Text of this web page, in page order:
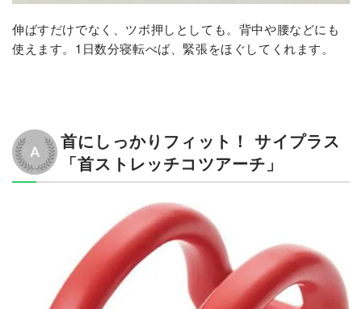
伸ばすだけでなく、ツボ押しとしても。背中や腰などにも
使えます。1日数分寝転べば、緊張をほぐしてくれます。
首にしっかりフィット！ サイプラス
「首ストレッチコツアーチ」